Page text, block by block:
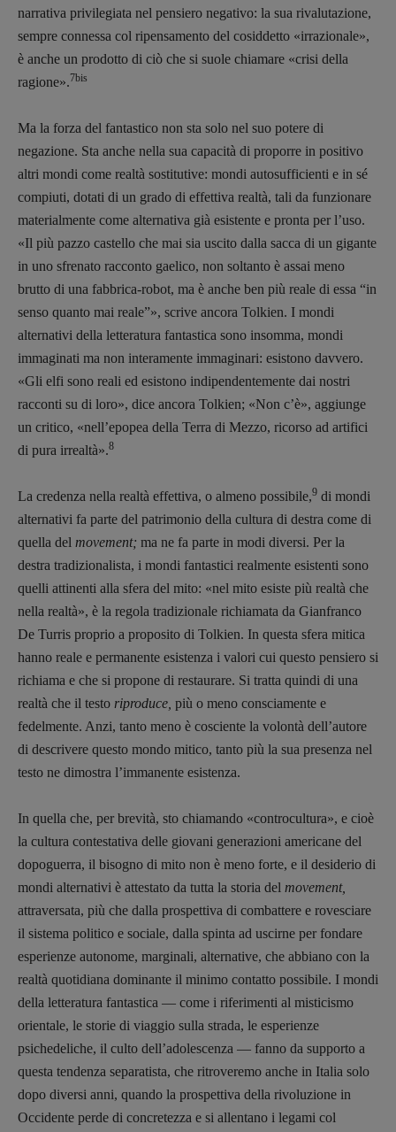
narrativa privilegiata nel pensiero negativo: la sua rivalutazione,
sempre connessa col ripensamento del cosiddetto «irrazionale»,
è anche un prodotto di ciò che si suole chiamare «crisi della
ragione».7bis
Ma la forza del fantastico non sta solo nel suo potere di
negazione. Sta anche nella sua capacità di proporre in positivo
altri mondi come realtà sostitutive: mondi autosufficienti e in sé
compiuti, dotati di un grado di effettiva realtà, tali da funzionare
materialmente come alternativa già esistente e pronta per l’uso.
«Il più pazzo castello che mai sia uscito dalla sacca di un gigante
in uno sfrenato racconto gaelico, non soltanto è assai meno
brutto di una fabbrica-robot, ma è anche ben più reale di essa “in
senso quanto mai reale”», scrive ancora Tolkien. I mondi
alternativi della letteratura fantastica sono insomma, mondi
immaginati ma non interamente immaginari: esistono davvero.
«Gli elfi sono reali ed esistono indipendentemente dai nostri
racconti su di loro», dice ancora Tolkien; «Non c’è», aggiunge
un critico, «nell’epopea della Terra di Mezzo, ricorso ad artifici
di pura irrealtà».8
La credenza nella realtà effettiva, o almeno possibile,9 di mondi
alternativi fa parte del patrimonio della cultura di destra come di
quella del movement; ma ne fa parte in modi diversi. Per la
destra tradizionalista, i mondi fantastici realmente esistenti sono
quelli attinenti alla sfera del mito: «nel mito esiste più realtà che
nella realtà», è la regola tradizionale richiamata da Gianfranco
De Turris proprio a proposito di Tolkien. In questa sfera mitica
hanno reale e permanente esistenza i valori cui questo pensiero si
richiama e che si propone di restaurare. Si tratta quindi di una
realtà che il testo riproduce, più o meno consciamente e
fedelmente. Anzi, tanto meno è cosciente la volontà dell’autore
di descrivere questo mondo mitico, tanto più la sua presenza nel
testo ne dimostra l’immanente esistenza.
In quella che, per brevità, sto chiamando «controcultura», e cioè
la cultura contestativa delle giovani generazioni americane del
dopoguerra, il bisogno di mito non è meno forte, e il desiderio di
mondi alternativi è attestato da tutta la storia del movement,
attraversata, più che dalla prospettiva di combattere e rovesciare
il sistema politico e sociale, dalla spinta ad uscirne per fondare
esperienze autonome, marginali, alternative, che abbiano con la
realtà quotidiana dominante il minimo contatto possibile. I mondi
della letteratura fantastica — come i riferimenti al misticismo
orientale, le storie di viaggio sulla strada, le esperienze
psichedeliche, il culto dell’adolescenza — fanno da supporto a
questa tendenza separatista, che ritroveremo anche in Italia solo
dopo diversi anni, quando la prospettiva della rivoluzione in
Occidente perde di concretezza e si allentano i legami col